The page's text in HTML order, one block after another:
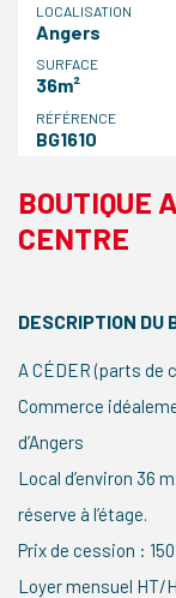
LOCALISATION
Angers
SURFACE
36m²
RÉFÉRENCE
BG1610
BOUTIQUE
CENTRE
DESCRIPTION DU
A CÉDER (parts de
Commerce
d’Angers
Local d’environ 36
réserve à l’étage.
Prix de cession :
Loyer mensuel HT/